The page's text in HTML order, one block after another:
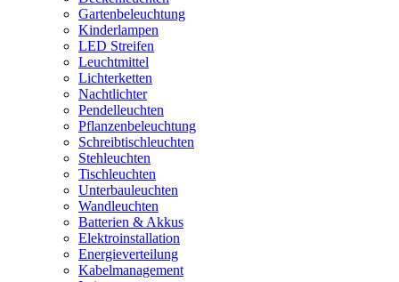
Gartenbeleuchtung
Kinderlampen
LED Streifen
Leuchtmittel
Lichterketten
Nachtlichter
Pendelleuchten
Pflanzenbeleuchtung
Schreibtischleuchten
Stehleuchten
Tischleuchten
Unterbauleuchten
Wandleuchten
Batterien & Akkus
Elektroinstallation
Energieverteilung
Kabelmanagement